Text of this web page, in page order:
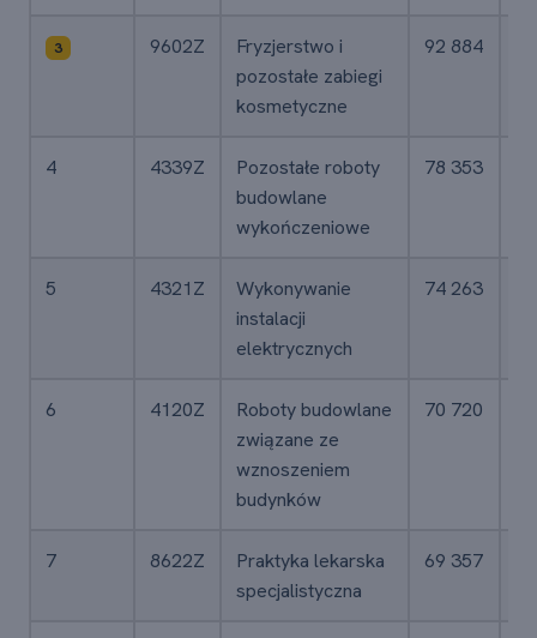
3 9602Z
Fryzjerstwo i
pozostałe zabiegi
kosmetyczne
92 884
4 4339Z
Pozostałe roboty
budowlane
wykończeniowe
78 353
5 4321Z
Wykonywanie
instalacji
elektrycznych
74 263
6 4120Z
Roboty budowlane
związane ze
wznoszeniem
budynków
70 720
7 8622Z
Praktyka lekarska
specjalistyczna
69 357